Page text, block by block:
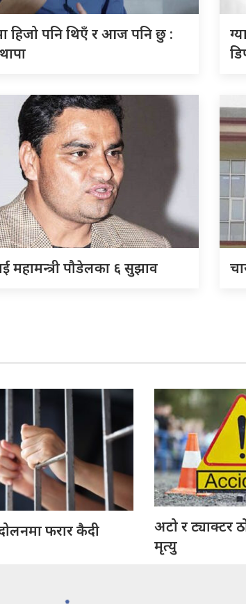
हिजो पनि थिएँ र आज पनि छु :
महामन्त्री पौडेलका ६ सुझाव
फरार कैदी
अटो र ट्याक्टर
मृत्यु